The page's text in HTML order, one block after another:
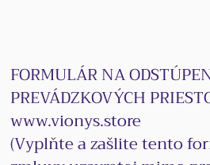
FORMULÁR NA
PREVÁDZKOVÝCH
www.vionys.store
(Vyplňte a zašlite tento